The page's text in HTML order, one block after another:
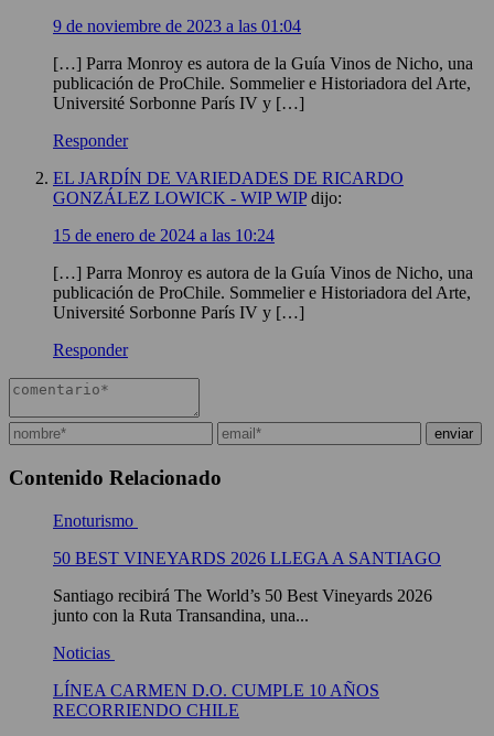
9 de noviembre de 2023 a las 01:04
[…] Parra Monroy es autora de la Guía Vinos de Nicho, una
publicación de ProChile. Sommelier e Historiadora del Arte,
Université Sorbonne París IV y […]
Responder
EL JARDÍN DE VARIEDADES DE RICARDO
GONZÁLEZ LOWICK - WIP WIP dijo:
15 de enero de 2024 a las 10:24
[…] Parra Monroy es autora de la Guía Vinos de Nicho, una
publicación de ProChile. Sommelier e Historiadora del Arte,
Université Sorbonne París IV y […]
Responder
Contenido Relacionado
Enoturismo
50 BEST VINEYARDS 2026 LLEGA A SANTIAGO
Santiago recibirá The World’s 50 Best Vineyards 2026
junto con la Ruta Transandina, una...
Noticias
LÍNEA CARMEN D.O. CUMPLE 10 AÑOS
RECORRIENDO CHILE